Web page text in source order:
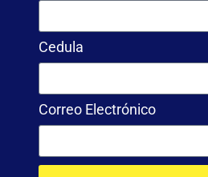
Cedula
Correo Electrónico